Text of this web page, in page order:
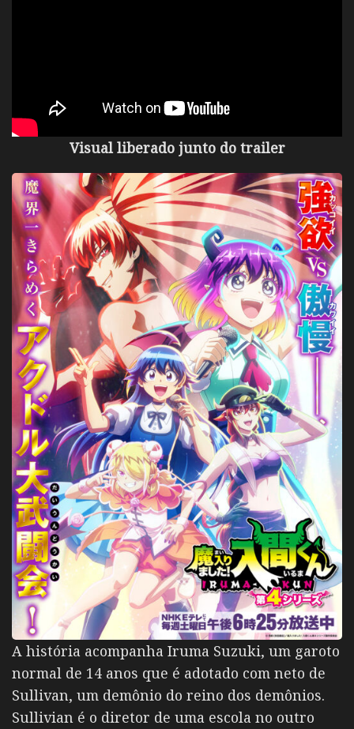
Visual liberado junto do trailer
A história acompanha Iruma Suzuki, um garoto
normal de 14 anos que é adotado com neto de
Sullivan, um demônio do reino dos demônios.
Sullivian é o diretor de uma escola no outro